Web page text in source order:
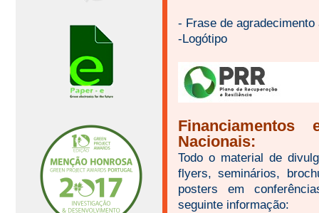
- Frase de agradecimento
-Logótipo
Financiamentos
Nacionais:
Todo o material de
flyers, seminários,
posters em
seguinte informação: